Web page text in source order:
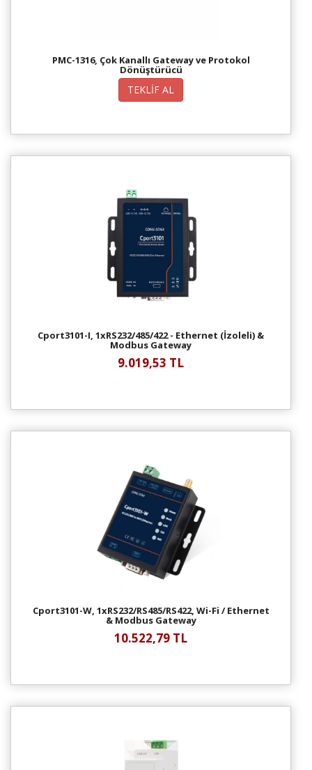
PMC-1316, Çok Kanallı Gateway ve Protokol
Dönüştürücü
TEKLİF AL
Cport3101-I, 1xRS232/485/422 - Ethernet (İzoleli) &
Modbus Gateway
9.019,53 TL
Cport3101-W, 1xRS232/RS485/RS422, Wi-Fi / Ethernet
& Modbus Gateway
10.522,79 TL